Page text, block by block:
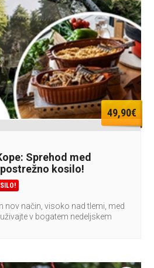
49,90€
Sprehod med
kosilo!
nov način, visoko nad tlemi, med
v bogatem nedeljskem